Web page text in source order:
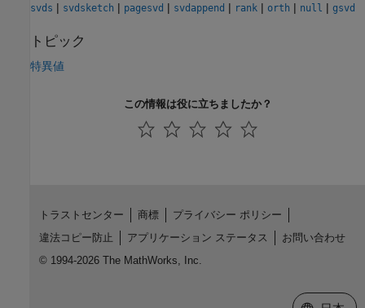
svds | svdsketch | pagesvd | svdappend | rank | orth | null | gsvd
トピック
特異値
この情報は役に立ちましたか？
トラストセンター 商標
プライバシー ポリシー
違法コピー防止
アプリケーション ステータス
お問い合わせ
© 1994-2026 The MathWorks, Inc.